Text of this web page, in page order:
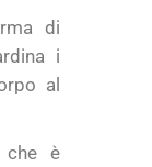
di
i
al
che è